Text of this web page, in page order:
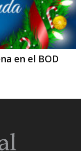
en el BOD